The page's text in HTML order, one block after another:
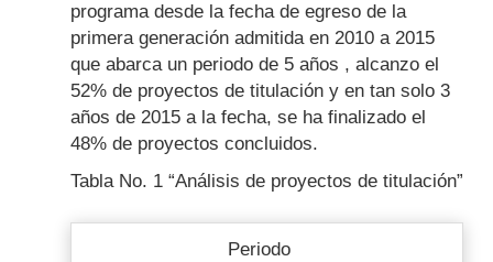
programa desde la fecha de egreso de la
primera generación admitida en 2010 a 2015
que abarca un periodo de 5 años , alcanzo el
52% de proyectos de titulación y en tan solo 3
años de 2015 a la fecha, se ha finalizado el
48% de proyectos concluidos.
Tabla No. 1 “Análisis de proyectos de titulación”
Periodo